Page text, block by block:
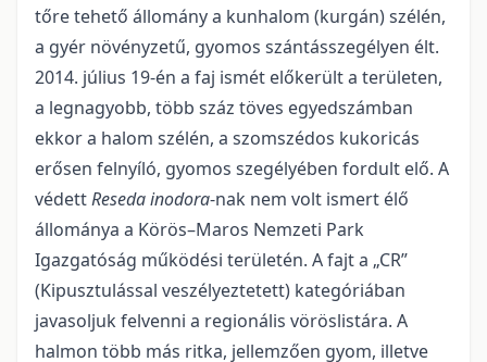
tőre tehető állomány a kunhalom (kurgán) szélén,
a gyér növényzetű, gyomos szántásszegélyen élt.
2014. július 19-én a faj ismét előkerült a területen,
a legnagyobb, több száz töves egyedszámban
ekkor a halom szélén, a szomszédos kukoricás
erősen felnyíló, gyomos szegélyében fordult elő. A
védettReseda inodora-nak nem volt ismert élő
állománya a Körös–Maros Nemzeti Park
Igazgatóság működési területén. A fajt a „CR”
(Kipusztulással veszélyeztetett) kategóriában
javasoljuk felvenni a regionális vöröslistára. A
halmon több más ritka, jellemzően gyom, illetve